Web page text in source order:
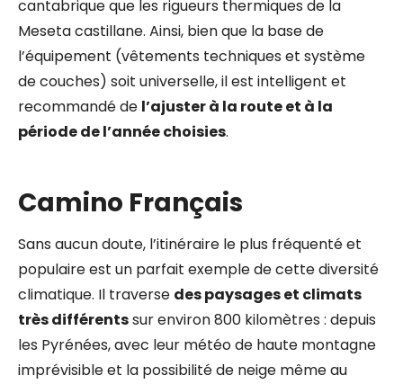
cantabrique que les rigueurs thermiques de la
Meseta castillane. Ainsi, bien que la base de
l’équipement (vêtements techniques et système
de couches) soit universelle, il est intelligent et
recommandé de l’ajuster à la route et à la
période de l’année choisies.
Camino Français
Sans aucun doute, l’itinéraire le plus fréquenté et
populaire est un parfait exemple de cette diversité
climatique. Il traverse des paysages et climats
très différentssur environ 800 kilomètres : depuis
les Pyrénées, avec leur météo de haute montagne
imprévisible et la possibilité de neige même au